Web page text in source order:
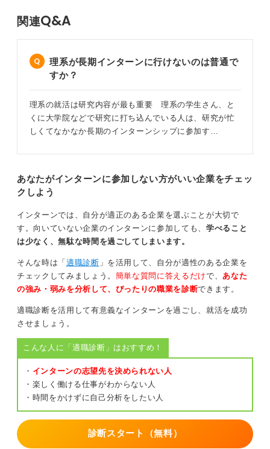
関連Q&A
理系が長期インターンに行けないのは普通で
すか？
理系の就活は研究内容が最も重要 理系の学生さん、と
くに大学院などで研究に打ち込んでいる人は、研究が忙
しくてなかなか長期のインターンシップに参加す…
あなたがインターンに参加しない方がいい企業をチェッ
クしよう
インターンでは、自分が適正のある企業を選ぶことが大切で
す。向いていない企業のインターンに参加しても、 学べること
は少なく、無駄な時間を過ごしてしまいます。
そんな時は「適職診断 」を活用して、自分が適性のある企業を
チェックしてみましょう。 簡単な質問に答えるだけで、 あなた
の強み・弱みを分析して、ぴったりの職業を診断できます。
適職診断を活用して有意義なインターンを過ごし、就活を成功
させましょう。
こんな人に「適職診断」はおすすめ！
・ インターンの志望先を決められない人
・楽しく働ける仕事がわからない人
・時間をかけずに自己分析をしたい人
診断スタート（無料）